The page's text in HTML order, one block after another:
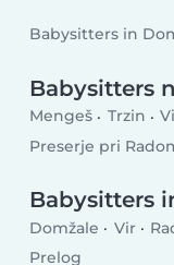
Babysitters in
Babysitters
Mengeš Trzin
Preserje pri
Babysitters
Domžale Vir
Prelog